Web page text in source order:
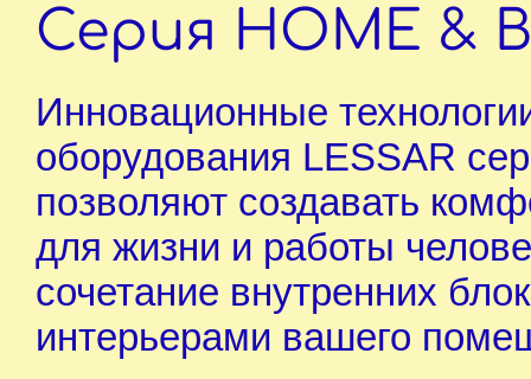
Серия HOME &
Инновационные
оборудования LESSAR
позволяют создавать
для жизни и работы
сочетание внутренних
интерьерами вашего